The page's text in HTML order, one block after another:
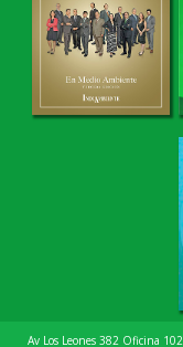
Av Los Leones 382 Oficina 102